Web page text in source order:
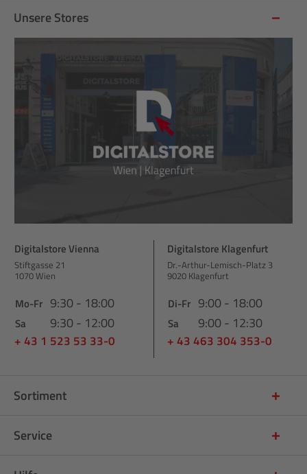
Unsere Stores
Digitalstore Vienna
Stiftgasse 21
1070 Wien
Mo-Fr 9:30 - 18:00
Sa 9:30 - 12:00
+ 43 1 523 53 33-0
Digitalstore Klagenfurt
Dr.-Arthur-Lemisch-Platz 3
9020 Klagenfurt
Di-Fr 9:00 - 18:00
Sa 9:00 - 12:30
+ 43 463 304 353-0
Sortiment
Service